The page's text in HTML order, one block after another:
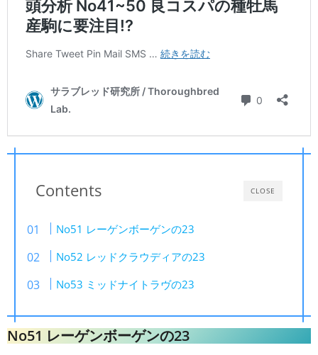
CLOSE
Contents
No51 レーゲンボーゲンの23
No52 レッドクラウディアの23
No53 ミッドナイトラヴの23
No51 レーゲンボーゲンの23